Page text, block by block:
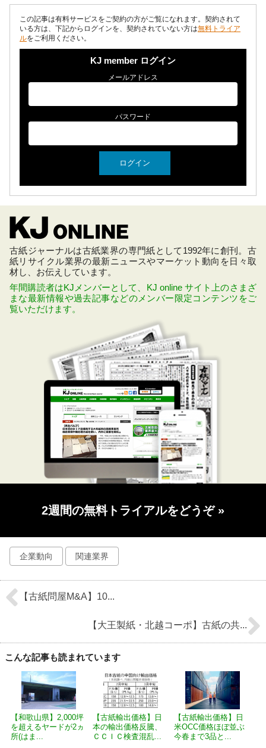
この記事は有料サービスをご契約の方がご覧になれます。契約されて
いる方は、下記からログインを、契約されていない方は無料トライア
ルをご利用ください。
KJ member ログイン
メールアドレス
パスワード
古紙ジャーナルは古紙業界の専門紙として1992年に創刊。古
紙リサイクル業界の最新ニュースやマーケット動向を日々取
材し、お伝えしています。
年間購読者はKJメンバーとして、KJ online サイト上のさまざ
まな最新情報や過去記事などのメンバー限定コンテンツをご
覧いただけます。
2週間の無料トライアルをどうぞ »
企業動向 関連業界
【古紙問屋M&A】10...
【大王製紙・北越コーポ】古紙の共...
こんな記事も読まれています
【和歌山県】2,000坪
を超えるヤードが2ヵ
所(はま...
【古紙輸出価格】日
本の輸出価格反騰、
ＣＣＩＣ検査混乱...
【古紙輸出価格】日
米OCC価格ほぼ並ぶ
今春まで3品と...